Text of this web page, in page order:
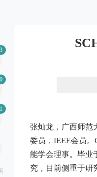
张灿龙，广西师范
委员，IEEE会员。
能学会理事。毕业
究，目前侧重于研